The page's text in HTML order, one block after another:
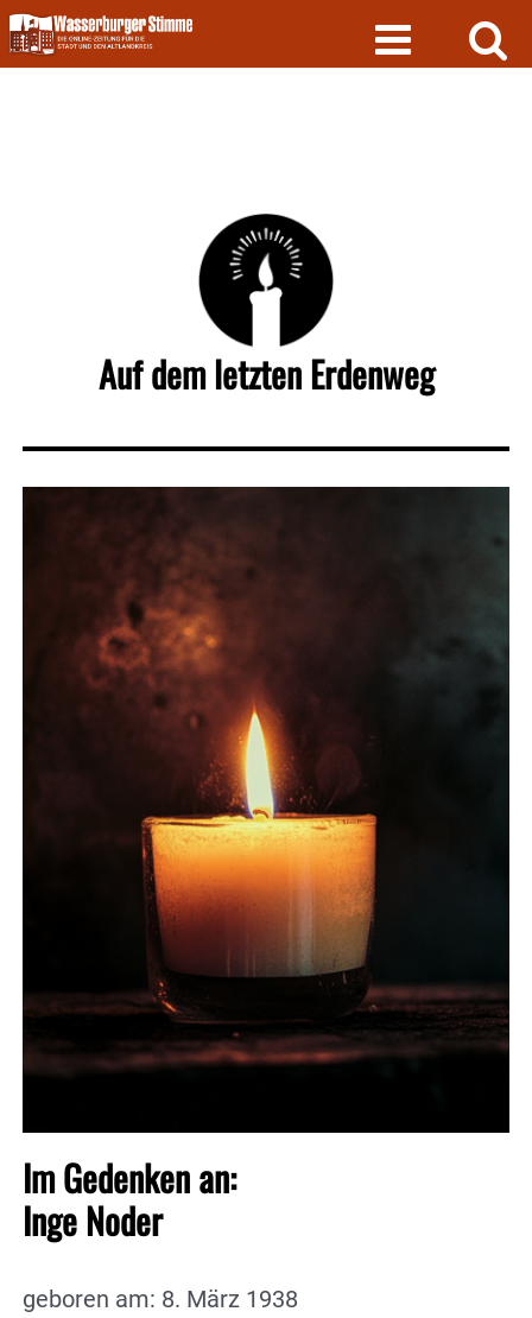
Skip
to
content
Auf dem letzten Erdenweg
Im Gedenken an:
Inge Noder
geboren am: 8. März 1938